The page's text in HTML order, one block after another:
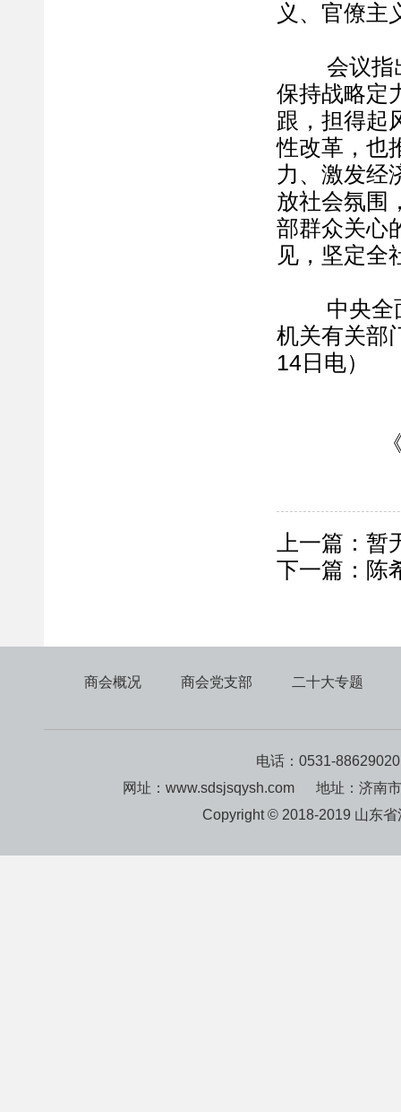
义、官僚主
会议指出
保持战略定
跟，担得起
性改革，也
力、激发经
放社会氛围
部群众关心
见，坚定全
中央全面
机关有关部
14日电）
上一篇：暂
下一篇： 陈
商会概况 商会党支部 二十大专题
电话：0531-
网址：www.sdsjsqysh.com 地址：济南
Copyright © 2018-2019 山东